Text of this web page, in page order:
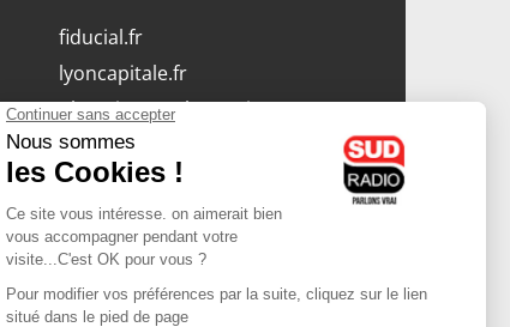
fiducial.fr
lyoncapitale.fr
olympique-et-lyonnais.com
L'application Iphone
/ Android
Téléchargez l'application